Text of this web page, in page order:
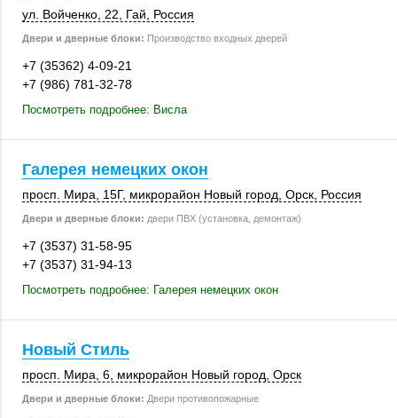
ул. Войченко, 22 Гай Россия
Двери и дверные блоки: Производство входных дверей
+7 (35362) 4-09-21
+7 (986) 781-32-78
Посмотреть подробнее: Висла
Галерея немецких окон
просп. Мира 15Г, микрорайон Новый город, Орск Россия
Двери и дверные блоки: двери ПВХ (установка, демонтаж)
+7 (3537) 31-58-95
+7 (3537) 31-94-13
Посмотреть подробнее: Галерея немецких окон
Новый Стиль
просп. Мира, 6 , микрорайон Новый город, Орск
Двери и дверные блоки: Двери противопожарные